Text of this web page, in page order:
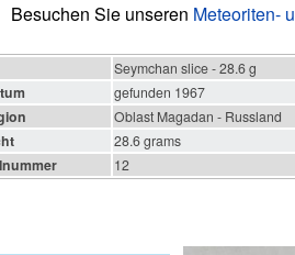
Besuchen Sie unseren Meteoriten-
Seymchan slice - 28.6 g
gefunden 1967
Oblast Magadan - Russland
28.6 grams
12